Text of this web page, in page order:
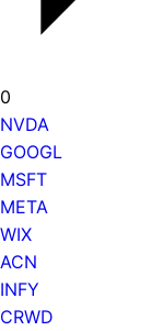
0
NVDA
GOOGL
MSFT
META
WIX
ACN
INFY
CRWD